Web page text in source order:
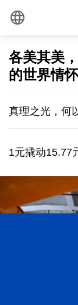
各美其美
的世界情
真理之光，何
1元撬动15.77